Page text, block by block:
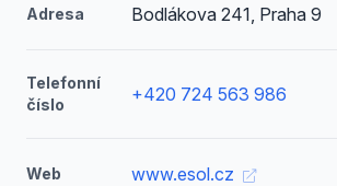
Adresa Bodlákova 241, Praha 9
Telefonní
číslo
+420 724 563 986
Web www.esol.cz